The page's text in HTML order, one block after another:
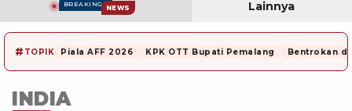
BREAKING NEWS Lainnya
# TOPIK Piala AFF 2026 KPK OTT Bupati Pemalang Bentrokan di
INDIA